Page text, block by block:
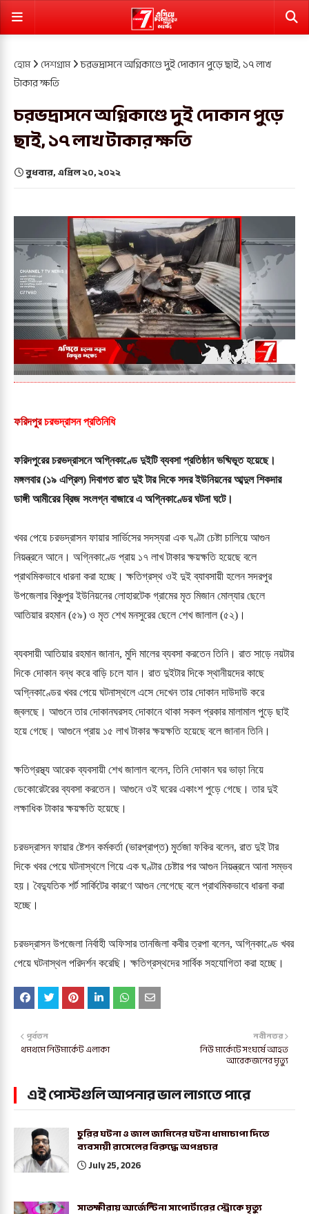
হোম দেশগ্রাম চরভদ্রাসনে অগ্নিকাণ্ডে দুই দোকান পুড়ে ছাই, ১৭ লাখ
টাকার ক্ষতি
চরভদ্রাসনে অগ্নিকাণ্ডে দুই দোকান পুড়ে
ছাই, ১৭ লাখ টাকার ক্ষতি
বুধবার, এপ্রিল ২০, ২০২২
ফরিদপুরচরভদ্রাসনপ্রতিনিধি
ফরিদপুরের চরভদ্রাসনে অগ্নিকাণ্ডে দুইটি ব্যবসা প্রতিষ্ঠান ভষ্মিভূত হয়েছে।
মঙ্গলবার (১৯ এপ্রিল) দিবাগত রাত দুই টার দিকে সদর ইউনিয়নের আব্দুল শিকদার
ডাঙ্গী আমীরের ব্রিজ সংলগ্ন বাজারে এ অগ্নিকাণ্ডের ঘটনা ঘটে।
খবর পেয়ে চরভদ্রাসন ফায়ার সার্ভিসের সদস্যরা এক ঘণ্টা চেষ্টা চালিয়ে আগুন
নিয়ন্ত্রনে আনে। অগ্নিকাণ্ডে প্রায় ১৭ লাখ টাকার ক্ষয়ক্ষতি হয়েছে বলে
প্রাথমিকভাবে ধারনা করা হচ্ছে। ক্ষতিগ্রস্থ ওই দুই ব্যাবসায়ী হলেন সদরপুর
উপজেলার বিঞ্চুপুর ইউনিয়নের লোহারটেক গ্রামের মৃত মিজান মোল্যার ছেলে
আতিয়ার রহমান (৫৯) ও মৃত শেখ মনসুরের ছেলে শেখ জালাল (৫২)।
ব্যবসায়ী আতিয়ার রহমান জানান, মুদি মালের ব্যবসা করতেন তিনি। রাত সাড়ে নয়টার
দিকে দোকান বন্ধ করে বাড়ি চলে যান। রাত দুইটার দিকে স্থানীয়দের কাছে
অগ্নিকাণ্ডের খবর পেয়ে ঘটনাস্থলে এসে দেখেন তার দোকান দাউদাউ করে
জ্বলছে। আগুনে তার দোকানঘরসহ দোকানে থাকা সকল প্রকার মালামাল পুড়ে ছাই
হয়ে গেছে। আগুনে প্রায় ১৫ লাখ টাকার ক্ষয়ক্ষতি হয়েছে বলে জানান তিনি।
ক্ষতিগ্রস্থ্য আরেক ব্যবসায়ী শেখ জালাল বলেন, তিনি দোকান ঘর ভাড়া নিয়ে
ডেকোরেটরের ব্যবসা করতেন। আগুনে ওই ঘরের একাংশ পুড়ে গেছে। তার দুই
লক্ষাধিক টাকার ক্ষয়ক্ষতি হয়েছে।
চরভদ্রাসন ফায়ার ষ্টেশন কর্মকর্তা (ভারপ্রাপ্ত) মুর্তজা ফকির বলেন, রাত দুই টার
দিকে খবর পেয়ে ঘটনাস্থলে গিয়ে এক ঘণ্টার চেষ্টার পর আগুন নিয়ন্ত্রনে আনা সম্ভব
হয়। বৈদ্যুতিক শর্ট সার্কিটের কারণে আগুন লেগেছে বলে প্রাথমিকভাবে ধারনা করা
হচ্ছে।
চরভদ্রাসন উপজেলা নির্বাহী অফিসার তানজিলা কবীর ত্রপা বলেন, অগ্নিকাণ্ডে খবর
পেয়ে ঘটনাস্থল পরিদর্শন করেছি। ক্ষতিগ্রস্থদের সার্বিক সহযোগিতা করা হচ্ছে।
নবীনতর
নিউ মার্কেটে সংঘর্ষে আহত
আরেকজনের মৃত্যু
পূর্বতন
থমথমে নিউমার্কেট এলাকা
এই পোস্টগুলি আপনার ভাল লাগতে পারে
চুরির ঘটনা ও জাল জামিনের ঘটনা ধামাচাপা দিতে
ব্যবসায়ী রাসেলের বিরুদ্ধে অপপ্রচার
July 25, 2026
সাতক্ষীরায় আর্জেন্টিনা সাপোর্টারের স্ট্রোকে মৃত্যু